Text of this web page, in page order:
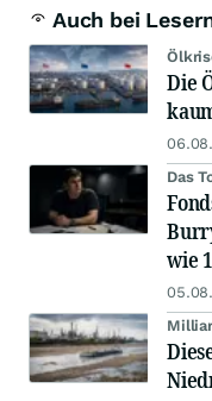
Auch bei
Die
Das
wie